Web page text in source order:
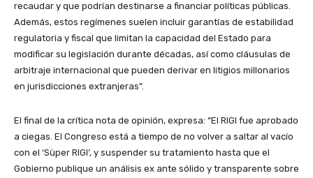
recaudar y que podrían destinarse a financiar políticas públicas.
Además, estos regímenes suelen incluir garantías de estabilidad
regulatoria y fiscal que limitan la capacidad del Estado para
modificar su legislación durante décadas, así como cláusulas de
arbitraje internacional que pueden derivar en litigios millonarios
en jurisdicciones extranjeras”.
El final de la crítica nota de opinión, expresa: “El RIGI fue aprobado
a ciegas. El Congreso está a tiempo de no volver a saltar al vacío
con el ‘Sùper RIGI’, y suspender su tratamiento hasta que el
Gobierno publique un análisis ex ante sólido y transparente sobre